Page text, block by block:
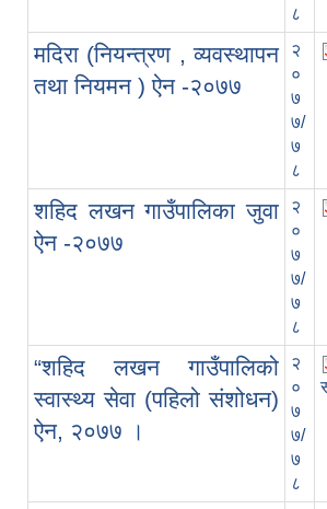
८
मदिरा (नियन्त्रण , व्यवस्थापन
तथा नियमन ) ऐन -२०७७
२
०
७
७/
७
८
शहिद लखन गाउँपालिका जुवा
ऐन -२०७७
२
०
७
७/
७
८
“शहिद लखन गाउँपालिको
स्वास्थ्य सेवा (पहिलो संशोधन)
ऐन, २०७७ ।
२
०
७
७/
७
८